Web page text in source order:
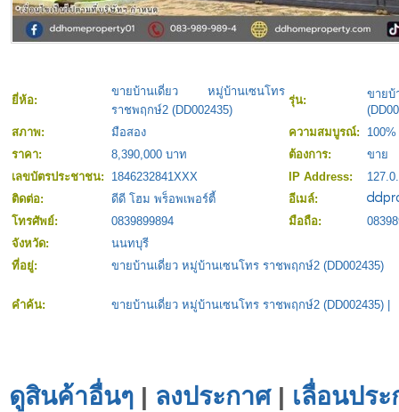
ยี่ห้อ:
ขายบ้านเดี่ยว หมู่บ้านเซนโทร
ราชพฤกษ์2 (DD002435)
รุ่น:
ขาย
สภาพ:
มือสอง ความสมบูรณ์:
100%
ราคา:
8,390,000 บาท ต้องการ:
ขาย
เลขบัตรประชาชน:
1846232841XXX IP Address:
ติดต่อ:
ดีดี โฮม พร็อพเพอร์ตี้
อีเมล์:
โทรศัพย์:
0839899894 มือถือ:
จังหวัด:
นนทบุรี
ที่อยู่:
ขายบ้านเดี่ยว หมู่บ้านเซนโทร ราชพฤกษ์2 (DD002435)
คำค้น: ขายบ้านเดี่ยว หมู่บ้านเซนโทร ราชพฤกษ์2 (DD002435)
ดูสินค้าอื่นๆ | ลงประกาศ| เลื่อนปร